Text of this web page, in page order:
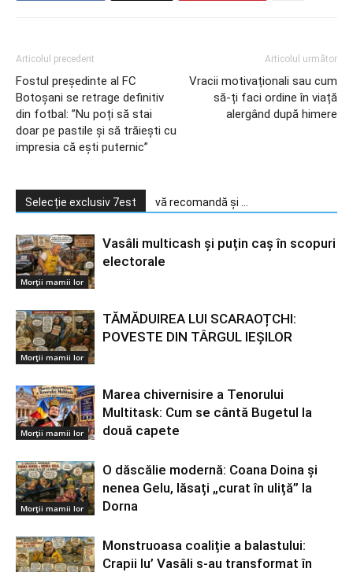
Articolul precedent
Fostul președinte al FC
Botoșani se retrage definitiv
din fotbal: ”Nu poți să stai
doar pe pastile și să trăiești cu
impresia că ești puternic”
Articolul următor
Vracii motivaționali sau cum
să-ți faci ordine în viață
alergând după himere
Selecție exclusiv 7est vă recomandă și ...
Morții mamii lor
Vasâli multicash și puțin caș în scopuri
electorale
Morții mamii lor
TĂMĂDUIREA LUI SCARAOȚCHI:
POVESTE DIN TÂRGUL IEȘILOR
Morții mamii lor
Marea chivernisire a Tenorului
Multitask: Cum se cântă Bugetul la
două capete
Morții mamii lor
O dăscălie modernă: Coana Doina și
nenea Gelu, lăsați „curat în uliță” la
Dorna
Monstruoasa coaliție a balastului:
Crapii lu’ Vasâli s-au transformat în